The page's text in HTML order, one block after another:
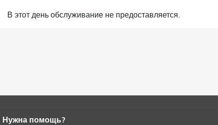
В этот день обслуживание не предоставляется.
Конец содержимого
Нужна помощь?